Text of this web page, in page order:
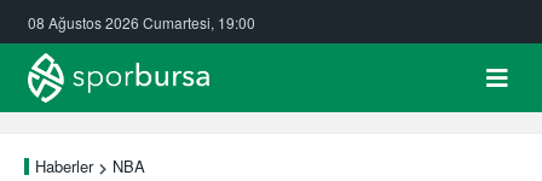
08 Ağustos 2026 Cumartesi, 19:00
Haberler NBA